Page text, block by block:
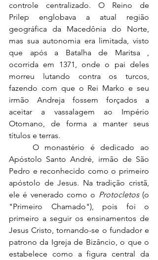
controle centralizado. O Reino de
Prilep englobava a atual região
geográfica da Macedônia do Norte,
mas sua autonomia era limitada, visto
que após a Batalha de Maritsa ,
ocorrida em 1371, onde o pai deles
morreu lutando contra os turcos,
fazendo com que o Rei Marko e seu
irmão Andreja fossem forçados a
aceitar a vassalagem ao Império
Otomano, de forma a manter seus
títulos e terras.
Apóstolo Santo André, irmão de São
Pedro e reconhecido como o primeiro
apóstolo de Jesus. Na tradição cristã,
ele é venerado como o Protocletos (o
"Primeiro Chamado"), pois foi o
primeiro a seguir os ensinamentos de
Jesus Cristo, tornando-se o fundador e
patrono da Igreja de Bizâncio, o que o
estabelece como a figura central da